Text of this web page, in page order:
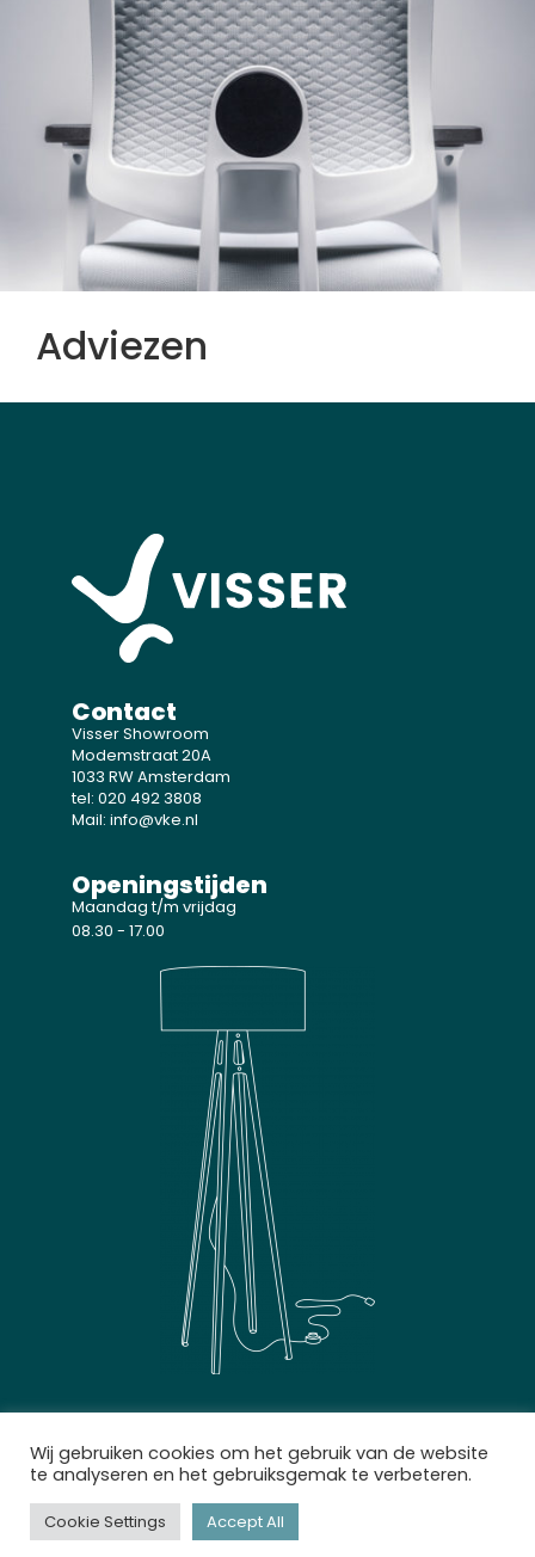
Adviezen
Contact
Visser Showroom
Modemstraat 20A
1033 RW Amsterdam
tel: 020 492 3808
Mail: info@vke.nl
Openingstijden
Maandag t/m vrijdag
08.30 - 17.00
Wij gebruiken cookies om het gebruik van de website
te analyseren en het gebruiksgemak te verbeteren.
Cookie Settings Accept All